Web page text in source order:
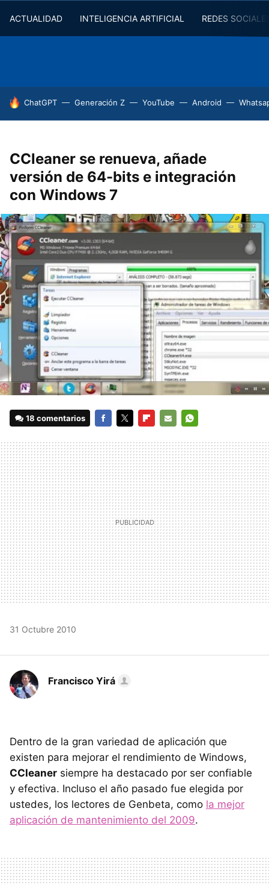
ACTUALIDAD INTELIGENCIA ARTIFICIAL REDES
HOY SE HABLA DE
ChatGPT Generación Z YouTube Android
CCleaner se renueva, añade
versión de 64-bits e integración
con Windows 7
18 comentarios
MAIL
31 Octubre 2010
Francisco Yirá
Dentro de la gran variedad de aplicación que
existen para mejorar el rendimiento de Windows,
CCleaner siempre ha destacado por ser confiable
y efectiva. Incluso el año pasado fue elegida por
ustedes, los lectores de Genbeta, como la mejor
aplicación de mantenimiento del 2009.